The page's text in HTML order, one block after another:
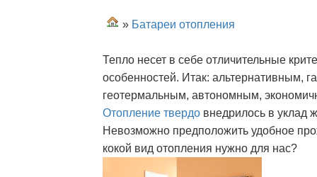
» Батареи отопления
Тепло несет в себе отличительные
особенностей. Итак: альтернативным,
геотермальным, автономным,
Отопление твердо внедрилось в уклад
Невозможно предположить удобное
кокой вид отопления нужно для нас?